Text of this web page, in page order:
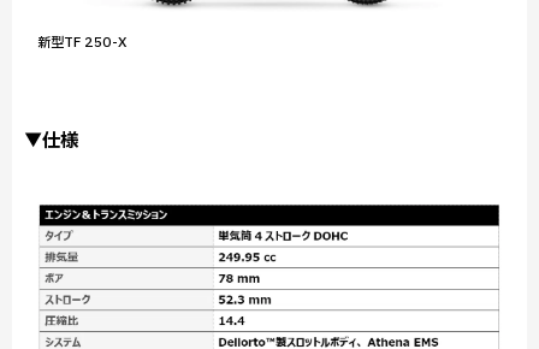
新型TF 250-X
▼仕様